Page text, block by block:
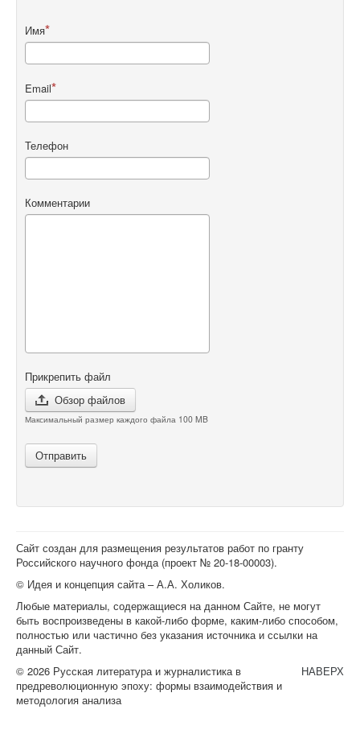
Имя
Email
Телефон
Комментарии
Прикрепить файл
Обзор файлов
Максимальный размер каждого файла 100 MB
Отправить
Сайт создан для размещения результатов работ по гранту
Российского научного фонда (проект № 20-18-00003).
© Идея и концепция сайта – А.А. Холиков.
Любые материалы, содержащиеся на данном Сайте, не могут
быть воспроизведены в какой-либо форме, каким-либо способом,
полностью или частично без указания источника и ссылки на
данный Сайт.
НАВЕРХ
© 2026 Русская литература и журналистика в
предреволюционную эпоху: формы взаимодействия и
методология анализа